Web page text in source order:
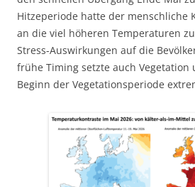
Hitzeperiode hatte der menschliche
an die viel höheren Temperaturen
Stress-Auswirkungen auf die
frühe Timing setzte auch Vegetation
Beginn der Vegetationsperiode